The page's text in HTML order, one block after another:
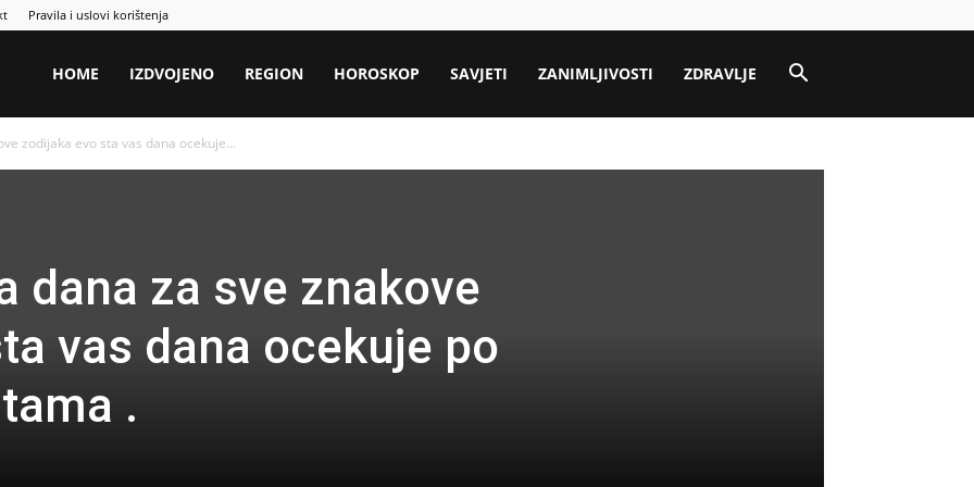
Pravila i uslovi korištenja
HOME IZDVOJENO REGION HOROSKOP SAVJETI ZANIMLJIVOSTI ZDRAVLJE
zodijaka evo sta vas dana ocekuje...
dana za sve znakove
vas dana ocekuje po
.